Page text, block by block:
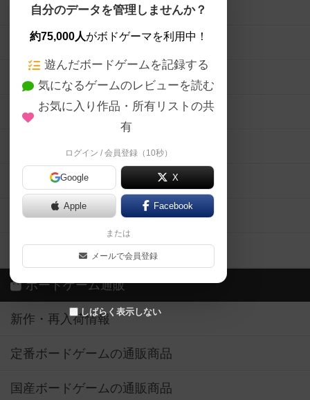
自分のデータを管理しませんか？
約75,000人がボドゲーマを利用中！
遊んだボードゲームを記録する
気になるゲームのレビューを読む
お気に入り作品・所有リストの共
有
ログイン / 会員登録（10秒）
Google X
Apple Facebook
または
メールで会員登録
しばらく表示しない
ボードゲームを検索する
ボードゲームの新着レビュー
ボードゲーム会情報
メカニクス特集
掲示板・トピックス
ボドとも・会員一覧
ボードゲーム業界コラム
ボドゲーマご利用案内
ボードゲーム通販
新作・再入荷情報
定番ボードゲームの通販商品
国産ボードゲームの通販商品